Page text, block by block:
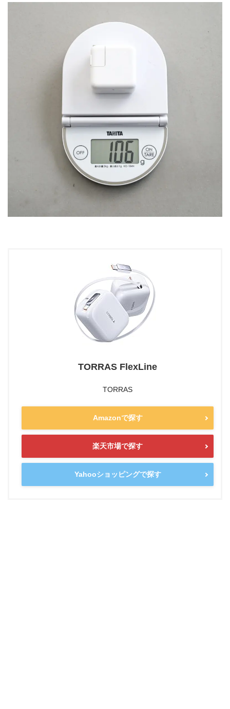
TORRAS FlexLine
TORRAS
Amazonで探す
楽天市場で探す
Yahooショッピングで探す